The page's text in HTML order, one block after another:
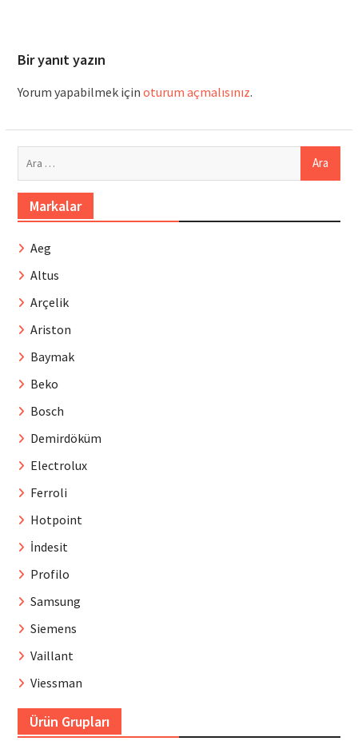
Bir yanıt yazın
Yorum yapabilmek için oturum açmalısınız.
Markalar
Aeg
Altus
Arçelik
Ariston
Baymak
Beko
Bosch
Demirdöküm
Electrolux
Ferroli
Hotpoint
İndesit
Profilo
Samsung
Siemens
Vaillant
Viessman
Ürün Grupları